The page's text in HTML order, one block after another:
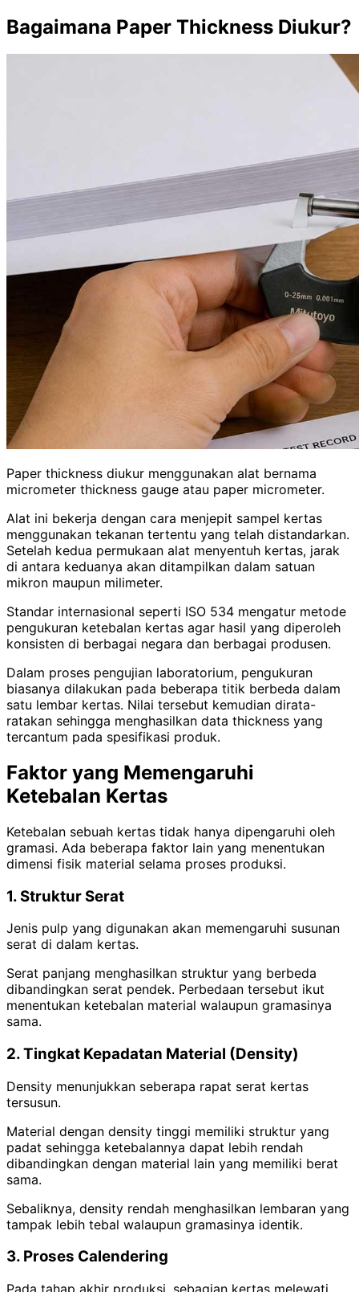
Bagaimana Paper Thickness Diukur?
Paper thickness diukur menggunakan alat bernama
micrometer thickness gauge atau paper micrometer.
Alat ini bekerja dengan cara menjepit sampel kertas
menggunakan tekanan tertentu yang telah distandarkan.
Setelah kedua permukaan alat menyentuh kertas, jarak
di antara keduanya akan ditampilkan dalam satuan
mikron maupun milimeter.
Standar internasional seperti ISO 534 mengatur metode
pengukuran ketebalan kertas agar hasil yang diperoleh
konsisten di berbagai negara dan berbagai produsen.
Dalam proses pengujian laboratorium, pengukuran
biasanya dilakukan pada beberapa titik berbeda dalam
satu lembar kertas. Nilai tersebut kemudian dirata-
ratakan sehingga menghasilkan data thickness yang
tercantum pada spesifikasi produk.
Faktor yang Memengaruhi
Ketebalan Kertas
Ketebalan sebuah kertas tidak hanya dipengaruhi oleh
gramasi. Ada beberapa faktor lain yang menentukan
dimensi fisik material selama proses produksi.
1. Struktur Serat
Jenis pulp yang digunakan akan memengaruhi susunan
serat di dalam kertas.
Serat panjang menghasilkan struktur yang berbeda
dibandingkan serat pendek. Perbedaan tersebut ikut
menentukan ketebalan material walaupun gramasinya
sama.
2. Tingkat Kepadatan Material (Density)
Density menunjukkan seberapa rapat serat kertas
tersusun.
Material dengan density tinggi memiliki struktur yang
padat sehingga ketebalannya dapat lebih rendah
dibandingkan dengan material lain yang memiliki berat
sama.
Sebaliknya, density rendah menghasilkan lembaran yang
tampak lebih tebal walaupun gramasinya identik.
3. Proses Calendering